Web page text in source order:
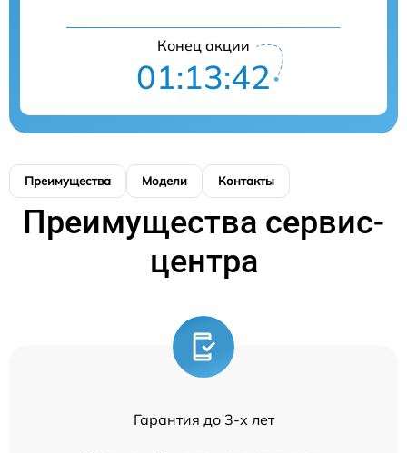
Конец акции
01:13:41
Преимущества Модели Контакты
Преимущества сервис-
центра
Гарантия до 3-х лет